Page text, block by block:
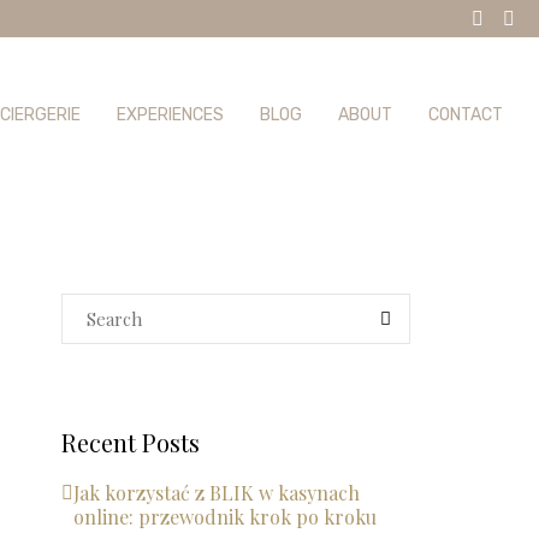
EXPERIENCES BLOG ABOUT CONTACT
Recent Posts
Jak korzystać z BLIK w kasynach
online: przewodnik krok po kroku